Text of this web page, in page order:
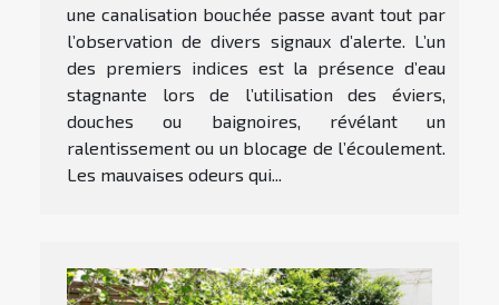
une canalisation bouchée passe avant tout par
l’observation de divers signaux d’alerte. L’un
des premiers indices est la présence d’eau
stagnante lors de l’utilisation des éviers,
douches ou baignoires, révélant un
ralentissement ou un blocage de l’écoulement.
Les mauvaises odeurs qui...